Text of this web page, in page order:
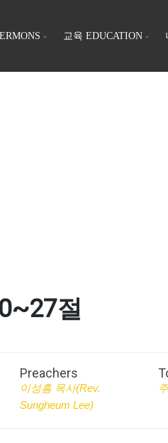
교육 EDUCATION
절
Preachers
이성흠 목사(Rev.
Sungheum Lee)